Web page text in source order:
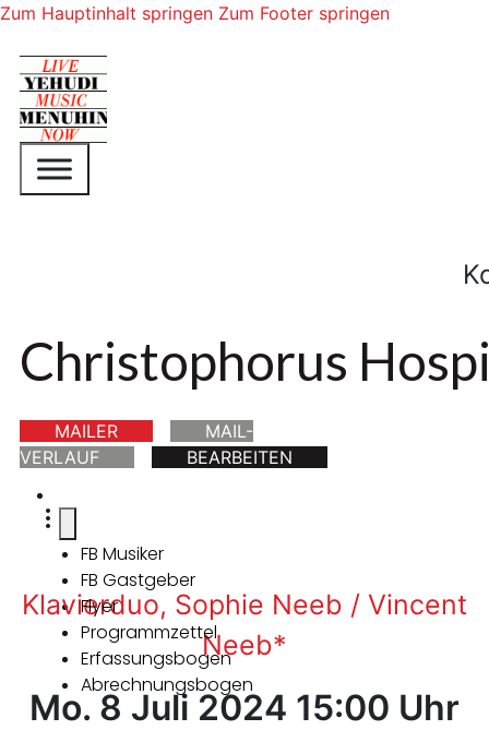
Zum Hauptinhalt springen Zum Footer springen
Christophorus
MAILER
MAIL-
VERLAUF
BEARBEITEN
FB Musiker
FB Gastgeber
Flyer
Programmzettel
Erfassungsbogen
Abrechnungsbogen
Klavierduo, Sophie Neeb / Vincent
Neeb*
Mo. 8 Juli 2024 15:00 Uhr